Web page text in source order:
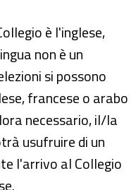
è l'inglese,
non è un
si possono
francese o arabo
necessario, il/la
usufruire di un
l'arrivo al Collegio